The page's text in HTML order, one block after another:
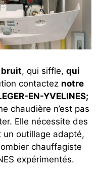
bruit, qui siffle, qui
contactez notre
EN-YVELINES;
chaudière n’est pas
Elle nécessite des
outillage adapté,
chauffagiste
expérimentés.